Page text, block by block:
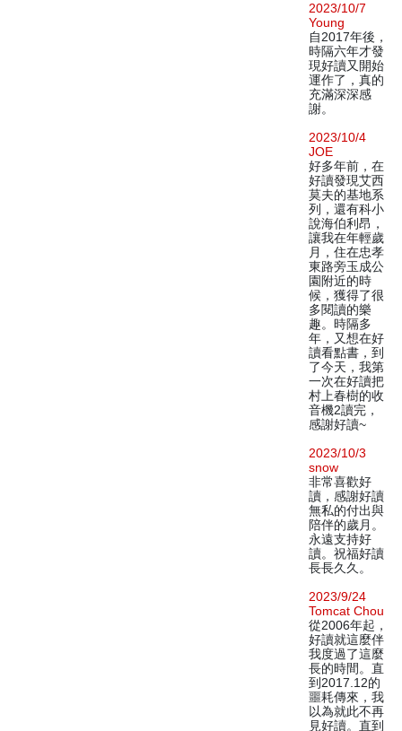
2023/10/7
Young
自2017年後，
時隔六年才發
現好讀又開始
運作了，真的
充滿深深感
謝。
2023/10/4
JOE
好多年前，在
好讀發現艾西
莫夫的基地系
列，還有科小
說海伯利昂，
讓我在年輕歲
月，住在忠孝
東路旁玉成公
園附近的時
候，獲得了很
多閱讀的樂
趣。時隔多
年，又想在好
讀看點書，到
了今天，我第
一次在好讀把
村上春樹的收
音機2讀完，
感謝好讀~
2023/10/3
snow
非常喜歡好
讀，感謝好讀
無私的付出與
陪伴的歲月。
永遠支持好
讀。祝福好讀
長長久久。
2023/9/24
Tomcat Chou
從2006年起，
好讀就這麼伴
我度過了這麼
長的時間。直
到2017.12的
噩耗傳來，我
以為就此不再
見好讀。直到